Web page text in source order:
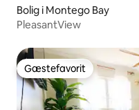
Bolig i Montego Bay
PleasantView
Gæstefavorit
Gæstefavorit